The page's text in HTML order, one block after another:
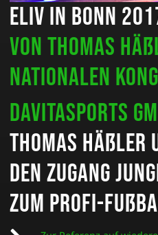
ELIV in Bonn
von Thomas
nationalen
DAVITASPORTS
Thomas
den Zugang
zum Profi-